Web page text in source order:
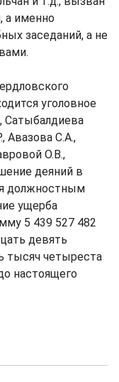
а именно
заседаний, а не
уголовное
Сатыбалдиева
Авазова С.А.,
О.В.,
деяний в
должностным
ущерба
5 439 527 482
девять
тысяч четыреста
настоящего